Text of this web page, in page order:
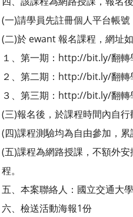
(一)請學員先註冊個人平台帳
(二)於 ewant 報名課程，網址如
１、第一期：http://bit.ly/翻轉
２、第二期：http://bit.ly/翻轉
３、第三期：http://bit.ly/翻轉
(三)報名後，於課程時間內自行
(四)課程測驗均為自由參加，累
(五)課程為網路授課，不額外
程。
五、本案聯絡人：國立交通大
六、檢送活動海報1份